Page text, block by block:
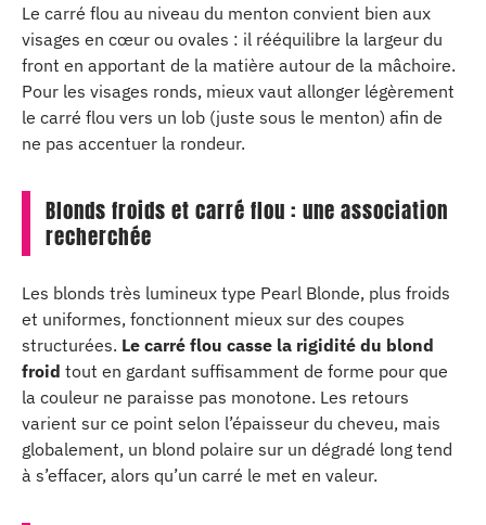
Le carré flou au niveau du menton convient bien aux
visages en cœur ou ovales : il rééquilibre la largeur du
front en apportant de la matière autour de la mâchoire.
Pour les visages ronds, mieux vaut allonger légèrement
le carré flou vers un lob (juste sous le menton) afin de
ne pas accentuer la rondeur.
Blonds froids et carré flou : une association
recherchée
Les blonds très lumineux type Pearl Blonde, plus froids
et uniformes, fonctionnent mieux sur des coupes
structurées. Le carré flou casse la rigidité du blond
froid tout en gardant suffisamment de forme pour que
la couleur ne paraisse pas monotone. Les retours
varient sur ce point selon l’épaisseur du cheveu, mais
globalement, un blond polaire sur un dégradé long tend
à s’effacer, alors qu’un carré le met en valeur.